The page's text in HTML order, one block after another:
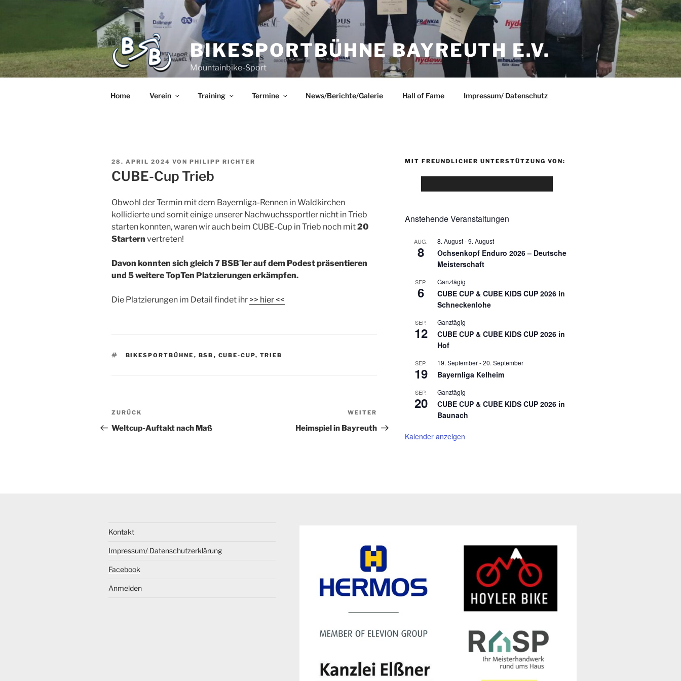
BIKESPORTBÜHNE BAYREUTH E.V.
Mountainbike-Sport
Home Verein Training Termine News/Berichte/Galerie Hall of Fame Impressum/ Datenschutz
28. APRIL 2024 VON PHILIPP RICHTER
CUBE-Cup Trieb
Obwohl der Termin mit dem Bayernliga-Rennen in Waldkirchen
kollidierte und somit einige unserer Nachwuchssportler nicht in Trieb
starten konnten, waren wir auch beim CUBE-Cup in Trieb noch mit20
Startern vertreten!
Davon konnten sich gleich 7 BSB´ler auf dem Podest präsentieren
und 5 weitere TopTen Platzierungen erkämpfen.
Die Platzierungen im Detail findet ihr >> hier <<
BIKESPORTBÜHNE , BSB , CUBE-CUP, TRIEB
ZURÜCK
Weltcup-Auftakt nach Maß
WEITER
Heimspiel in Bayreuth
MIT FREUNDLICHER UNTERSTÜTZUNG VON:
Anstehende Veranstaltungen
AUG.
8
8. August-9. August
Ochsenkopf Enduro 2026 – Deutsche
Meisterschaft
SEP.
6
Ganztägig
CUBE CUP & CUBE KIDS CUP 2026 in
Schneckenlohe
SEP.
12
Ganztägig
CUBE CUP & CUBE KIDS CUP 2026 in
Hof
SEP.
19
19. September-20. September
Bayernliga Kelheim
SEP.
20
Ganztägig
CUBE CUP & CUBE KIDS CUP 2026 in
Baunach
Kalender anzeigen
Kontakt
Impressum/ Datenschutzerklärung
Facebook
Anmelden